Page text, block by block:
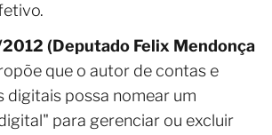
(Deputado Felix Mendonça
que o autor de contas e
digitais possa nomear um
para gerenciar ou excluir